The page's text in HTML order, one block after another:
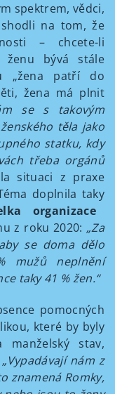
spektrem, vědci,
na tom, že
– chcete-li
ženu bývá stále
„žena patří do
žena má plnit
se s takovým
těla jako
statku, kdy
třeba orgánů
situaci z praxe
doplnila taky
organizace
z roku 2020: „Za
se doma dělo
mužů neplnění
taky 41 % žen.“
pomocných
které by byly
stav,
„Vypadávají nám z
znamená Romky,